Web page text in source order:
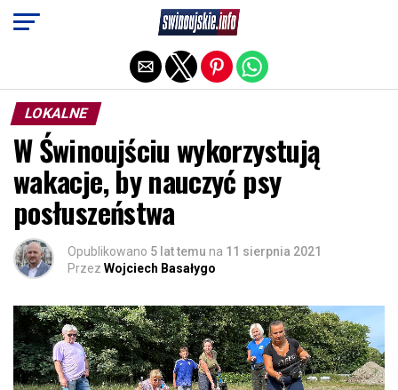
LOKALNE
W Świnoujściu wykorzystują
wakacje, by nauczyć psy
posłuszeństwa
Opublikowano 5 lat temu na 11 sierpnia 2021
Przez Wojciech Basałygo
Exit mobile version